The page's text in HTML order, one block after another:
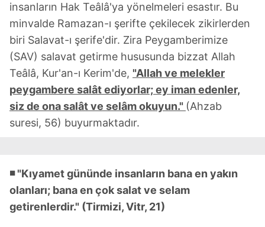
insanların Hak Teâlâ'ya yönelmeleri esastır. Bu
minvalde Ramazan-ı şerifte çekilecek zikirlerden
biri Salavat-ı şerife'dir. Zira Peygamberimize
(SAV) salavat getirme hususunda bizzat Allah
Teâlâ, Kur'an-ı Kerim'de, "Allah ve melekler
peygambere salât ediyorlar; ey iman edenler,
siz de ona salât ve selâm okuyun." (Ahzab
suresi, 56) buyurmaktadır.
◾ "Kıyamet gününde insanların bana en yakın
olanları; bana en çok salat ve selam
getirenlerdir." (Tirmizi, Vitr, 21)